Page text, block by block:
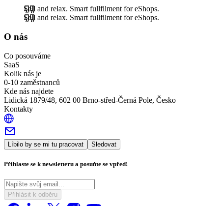
Sell and relax. Smart fullfilment for eShops.
Sell and relax. Smart fullfilment for eShops.
O nás
Co posouváme
SaaS
Kolik nás je
0-10 zaměstnanců
Kde nás najdete
Lidická 1879/48, 602 00 Brno-střed-Černá Pole, Česko
Kontakty
Líbilo by se mi tu pracovat Sledovat
Přihlaste se k newsletteru a posuňte se vpřed!
Přihlásit k odběru